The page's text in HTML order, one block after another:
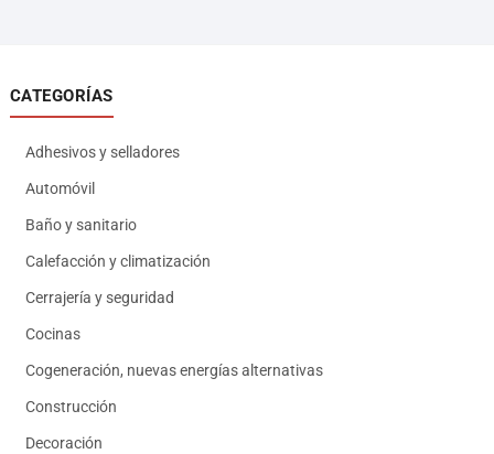
CATEGORÍAS
Adhesivos y selladores
Automóvil
Baño y sanitario
Calefacción y climatización
Cerrajería y seguridad
Cocinas
Cogeneración, nuevas energías alternativas
Construcción
Decoración